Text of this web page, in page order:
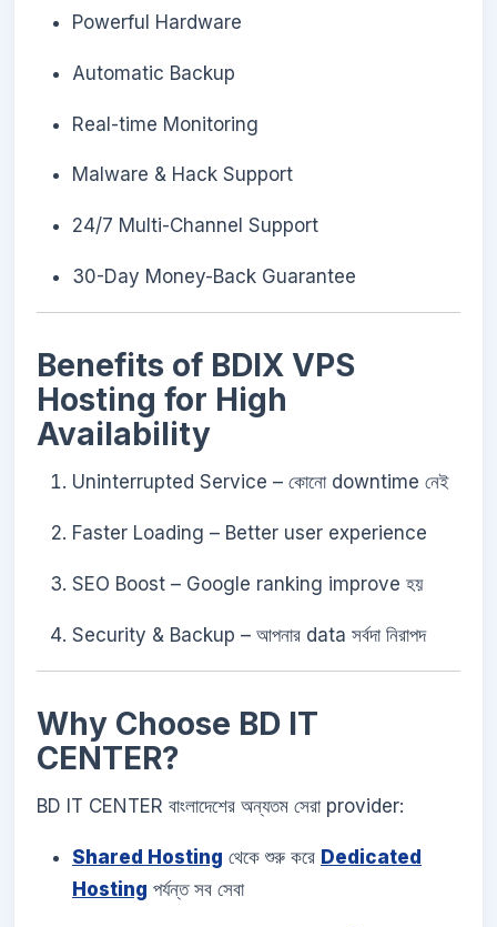
Powerful Hardware
Automatic Backup
Real-time Monitoring
Malware & Hack Support
24/7 Multi-Channel Support
30-Day Money-Back Guarantee
Benefits of BDIX VPS
Hosting for High
Availability
Uninterrupted Service – কোনো downtime নেই
Faster Loading – Better user experience
SEO Boost – Google ranking improve হয়
Security & Backup – আপনার data সর্বদা নিরাপদ
Why Choose BD IT
CENTER?
BD IT CENTER বাংলাদেশের অন্যতম সেরা provider:
Shared Hosting থেকে শুরু করে Dedicated
Hosting পর্যন্ত সব সেবা